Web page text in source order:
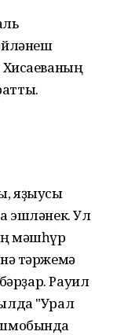
Хисаеваның
яҙыусы
эшләнек. Ул
мәшһүр
тәржемә
Рауил
"Урал